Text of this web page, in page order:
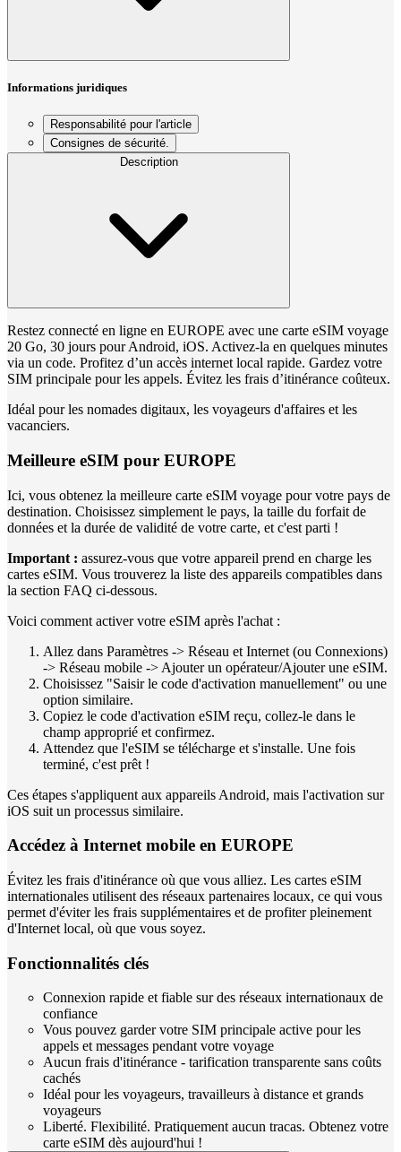
Informations juridiques
Responsabilité pour l'article
Consignes de sécurité.
Description
Restez connecté en ligne en EUROPE avec une carte eSIM voyage
20 Go, 30 jours pour Android, iOS. Activez-la en quelques minutes
via un code. Profitez d’un accès internet local rapide. Gardez votre
SIM principale pour les appels. Évitez les frais d’itinérance coûteux.
Idéal pour les nomades digitaux, les voyageurs d'affaires et les
vacanciers.
Meilleure eSIM pour EUROPE
Ici, vous obtenez la meilleure carte eSIM voyage pour votre pays de
destination. Choisissez simplement le pays, la taille du forfait de
données et la durée de validité de votre carte, et c'est parti !
Important : assurez-vous que votre appareil prend en charge les
cartes eSIM. Vous trouverez la liste des appareils compatibles dans
la section FAQ ci-dessous.
Voici comment activer votre eSIM après l'achat :
Allez dans Paramètres -> Réseau et Internet (ou Connexions)
-> Réseau mobile -> Ajouter un opérateur/Ajouter une eSIM.
Choisissez "Saisir le code d'activation manuellement" ou une
option similaire.
Copiez le code d'activation eSIM reçu, collez-le dans le
champ approprié et confirmez.
Attendez que l'eSIM se télécharge et s'installe. Une fois
terminé, c'est prêt !
Ces étapes s'appliquent aux appareils Android, mais l'activation sur
iOS suit un processus similaire.
Accédez à Internet mobile en EUROPE
Évitez les frais d'itinérance où que vous alliez. Les cartes eSIM
internationales utilisent des réseaux partenaires locaux, ce qui vous
permet d'éviter les frais supplémentaires et de profiter pleinement
d'Internet local, où que vous soyez.
Fonctionnalités clés
Connexion rapide et fiable sur des réseaux internationaux de
confiance
Vous pouvez garder votre SIM principale active pour les
appels et messages pendant votre voyage
Aucun frais d'itinérance - tarification transparente sans coûts
cachés
Idéal pour les voyageurs, travailleurs à distance et grands
voyageurs
Liberté. Flexibilité. Pratiquement aucun tracas. Obtenez votre
carte eSIM dès aujourd'hui !